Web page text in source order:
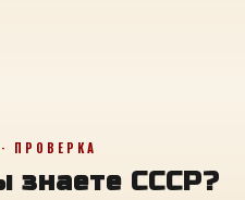
ПРОВЕРКА
знаете СССР?